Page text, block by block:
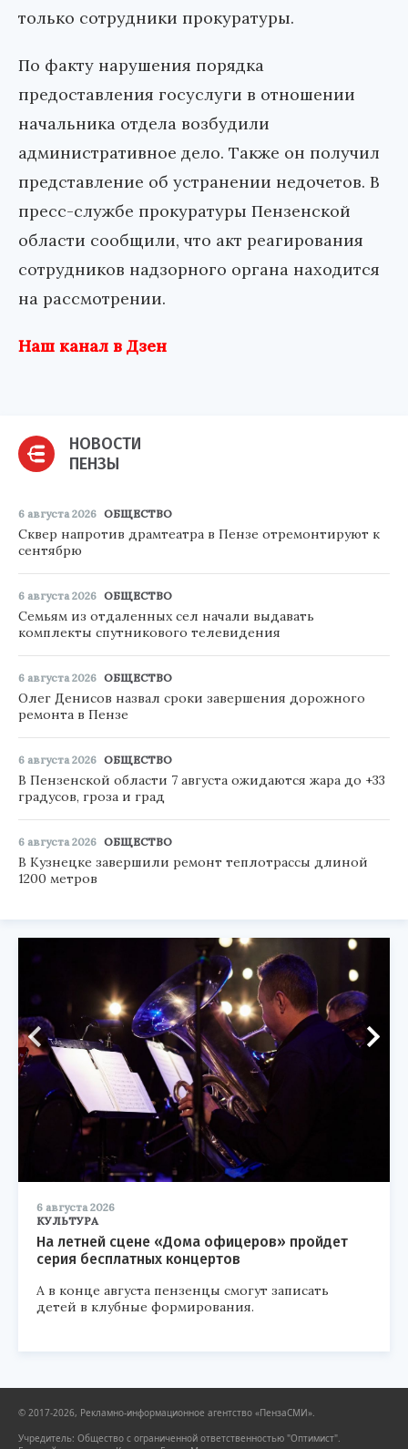
только сотрудники прокуратуры.
По факту нарушения порядка
предоставления госуслуги в отношении
начальника отдела возбудили
административное дело. Также он получил
представление об устранении недочетов. В
пресс-службе прокуратуры Пензенской
области сообщили, что акт реагирования
сотрудников надзорного органа находится
на рассмотрении.
Наш канал в Дзен
НОВОСТИ
ПЕНЗЫ
6 августа 2026 ОБЩЕСТВО
Сквер напротив драмтеатра в Пензе отремонтируют к
сентябрю
6 августа 2026 ОБЩЕСТВО
Семьям из отдаленных сел начали выдавать
комплекты спутникового телевидения
6 августа 2026 ОБЩЕСТВО
Олег Денисов назвал сроки завершения дорожного
ремонта в Пензе
6 августа 2026 ОБЩЕСТВО
В Пензенской области 7 августа ожидаются жара до +33
градусов, гроза и град
6 августа 2026 ОБЩЕСТВО
В Кузнецке завершили ремонт теплотрассы длиной
1200 метров
6 августа 2026
КУЛЬТУРА
На летней сцене «Дома офицеров» пройдет
серия бесплатных концертов
А в конце августа пензенцы смогут записать
детей в клубные формирования.
© 2017-2026, Рекламно-информационное агентство «ПензаСМИ».
Учредитель: Общество с ограниченной ответственностью "Оптимист".